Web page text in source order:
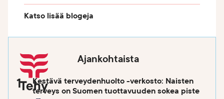
Katso lisää blogeja
Ajankohtaista
Kestävä terveydenhuolto -verkosto: Naisten
terveys on Suomen tuottavuuden sokea piste